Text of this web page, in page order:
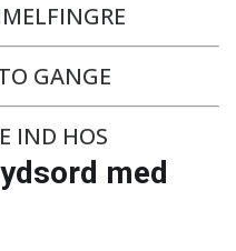
GANGE
IND HOS
med